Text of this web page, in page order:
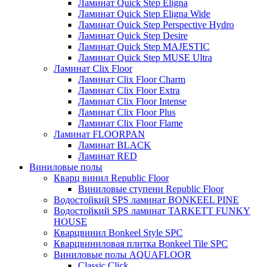
Ламинат Quick Step Eligna
Ламинат Quick Step Eligna Wide
Ламинат Quick Step Perspective Hydro
Ламинат Quick Step Desire
Ламинат Quick Step MAJESTIC
Ламинат Quick Step MUSE Ultra
Ламинат Clix Floor
Ламинат Clix Floor Charm
Ламинат Clix Floor Extra
Ламинат Clix Floor Intense
Ламинат Clix Floor Plus
Ламинат Clix Floor Flame
Ламинат FLOORPAN
Ламинат BLACK
Ламинат RED
Виниловые полы
Кварц винил Republic Floor
Виниловые ступени Republic Floor
Водостойкий SPS ламинат BONKEEL PINE
Водостойкий SPS ламинат TARKETT FUNKY
HOUSE
Кварцвинил Bonkeel Style SPC
Кварцвиниловая плитка Bonkeel Tile SPC
Виниловые полы AQUAFLOOR